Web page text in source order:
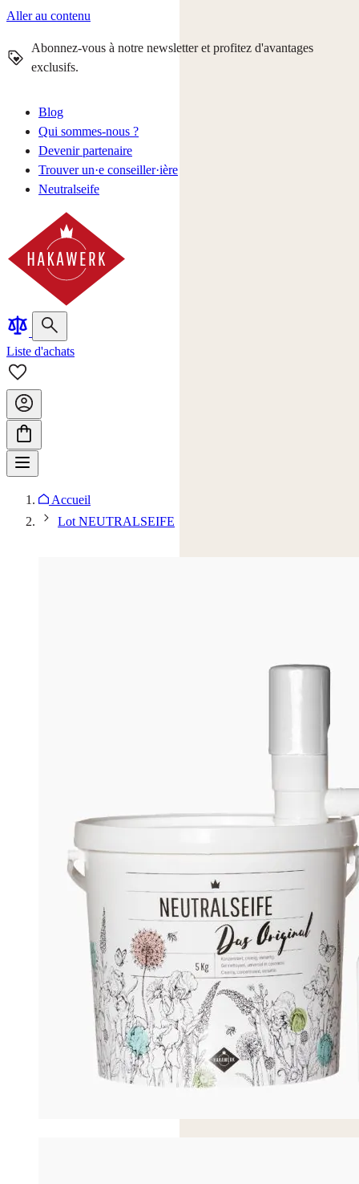
Aller au contenu
Abonnez-vous à notre newsletter et profitez d'avantages
exclusifs.
Blog
Qui sommes-nous ?
Devenir partenaire
Trouver un·e conseiller·ière
Neutralseife
Liste d'achats
Accueil
Lot NEUTRALSEIFE